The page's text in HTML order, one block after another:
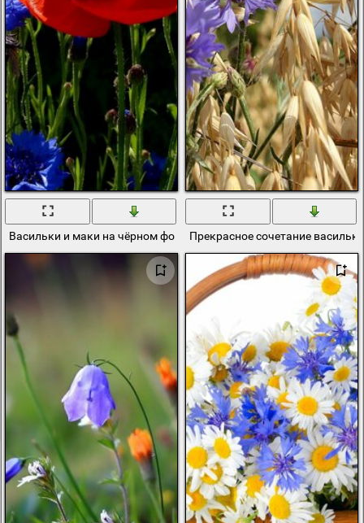
Васильки и маки на чёрном фоне Прекрасное сочетание